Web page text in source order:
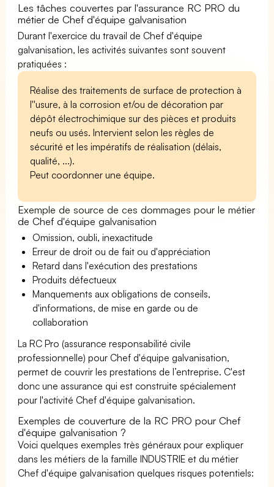
Les tâches couvertes par l'assurance RC PRO du
métier de Chef d'équipe galvanisation
Durant l'exercice du travail de Chef d'équipe
galvanisation, les activités suivantes sont souvent
pratiquées :
Réalise des traitements de surface de protection à
l''usure, à la corrosion et/ou de décoration par
dépôt électrochimique sur des pièces et produits
neufs ou usés. Intervient selon les règles de
sécurité et les impératifs de réalisation (délais,
qualité, ...).
Peut coordonner une équipe.
Exemple de source de ces dommages pour le métier
de Chef d'équipe galvanisation
Omission, oubli, inexactitude
Erreur de droit ou de fait ou d'appréciation
Retard dans l'exécution des prestations
Produits défectueux
Manquements aux obligations de conseils,
d'informations, de mise en garde ou de
collaboration
La RC Pro (assurance responsabilité civile
professionnelle) pour Chef d'équipe galvanisation,
permet de couvrir les prestations de l’entreprise. C'est
donc une assurance qui est construite spécialement
pour l'activité Chef d'équipe galvanisation.
Exemples de couverture de la RC PRO pour Chef
d'équipe galvanisation ?
Voici quelques exemples très généraux pour expliquer
dans les métiers de la famille INDUSTRIE et du métier
Chef d'équipe galvanisation quelques risques potentiels: